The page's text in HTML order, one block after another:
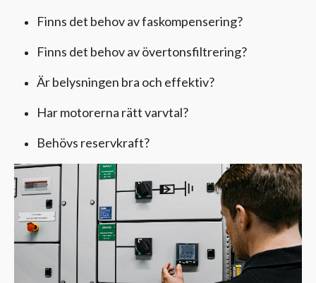
Finns det behov av faskompensering?
Finns det behov av övertonsfiltrering?
Är belysningen bra och effektiv?
Har motorerna rätt varvtal?
Behövs reservkraft?